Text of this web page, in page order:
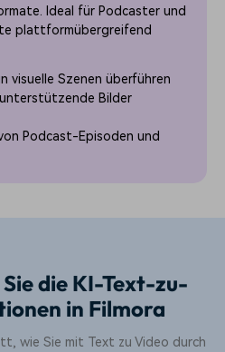
Ideal für Podcaster und
plattformübergreifend
visuelle Szenen überführen
Bilder
Podcast-Episoden und
die KI-Text-zu-
in Filmora
wie Sie mit Text zu Video durch